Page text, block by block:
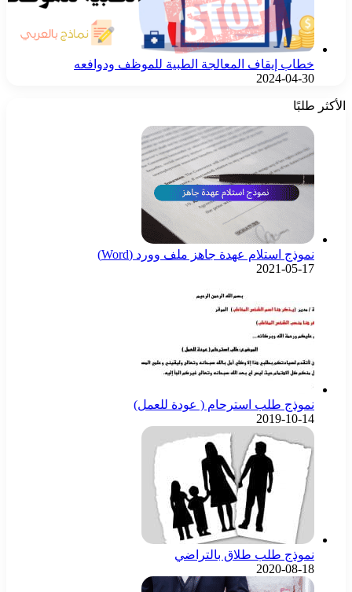
خطاب إيقاف المعالجة الطبية للموظف ودوافعه
2024-04-30
الأكثر طلبًا
نموذج استلام عهدة جاهز ملف وورد (Word)
2021-05-17
نموذج طلب استرحام ( عودة للعمل)
2019-10-14
نموذج طلب طلاق بالتراضي
2020-08-18